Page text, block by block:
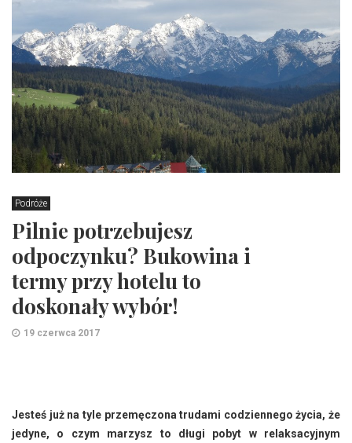
Podróże
Pilnie potrzebujesz
odpoczynku? Bukowina i
termy przy hotelu to
doskonały wybór!
19 czerwca 2017
Jesteś już na tyle przemęczona trudami codziennego życia, że
jedyne, o czym marzysz to długi pobyt w relaksacyjnym